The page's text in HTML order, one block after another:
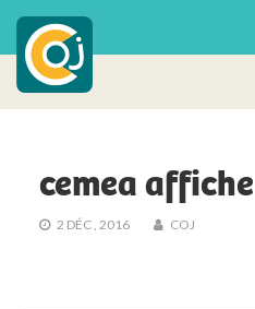
cemea affiche
2 DÉC , 2016 COJ